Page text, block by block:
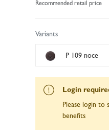
Recommended retail price
Variants
P 109 noce
Login
Please login to
benefits